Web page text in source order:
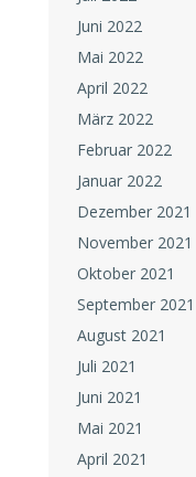
Juni 2022
Mai 2022
April 2022
März 2022
Februar 2022
Januar 2022
Dezember 2021
November 2021
Oktober 2021
September 2021
August 2021
Juli 2021
Juni 2021
Mai 2021
April 2021